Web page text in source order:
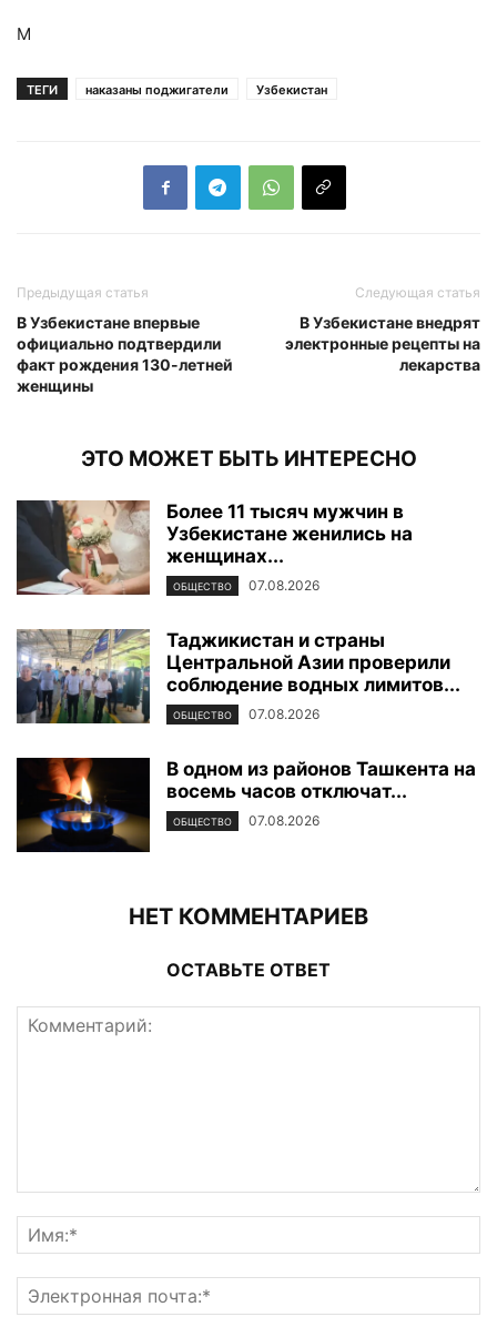
М
ТЕГИ наказаны поджигатели Узбекистан
Предыдущая статья
В Узбекистане впервые
официально подтвердили
факт рождения 130-летней
женщины
Следующая статья
В Узбекистане внедрят
электронные рецепты на
лекарства
ЭТО МОЖЕТ БЫТЬ ИНТЕРЕСНО
Более 11 тысяч мужчин в
Узбекистане женились на
женщинах...
ОБЩЕСТВО 07.08.2026
Таджикистан и страны
Центральной Азии проверили
соблюдение водных лимитов...
ОБЩЕСТВО 07.08.2026
В одном из районов Ташкента на
восемь часов отключат...
ОБЩЕСТВО 07.08.2026
НЕТ КОММЕНТАРИЕВ
ОСТАВЬТЕ ОТВЕТ